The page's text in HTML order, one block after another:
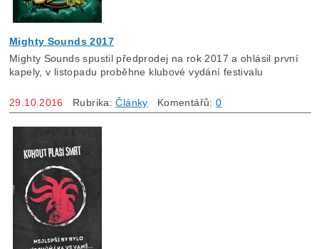
Mighty Sounds 2017
Mighty Sounds spustil předprodej na rok 2017 a ohlásil první
kapely, v listopadu proběhne klubové vydání festivalu
29.10.2016 Rubrika:Články Komentářů:0